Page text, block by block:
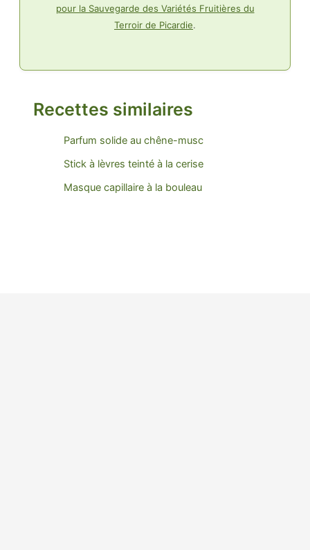
pour la Sauvegarde des Variétés Fruitières du
Terroir de Picardie.
Recettes similaires
Parfum solide au chêne-musc
Stick à lèvres teinté à la cerise
Masque capillaire à la bouleau